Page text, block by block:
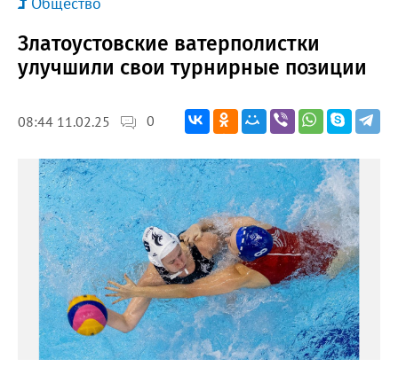
Златоустовские ватерполистки
улучшили свои турнирные позиции
08:44 11.02.25 0